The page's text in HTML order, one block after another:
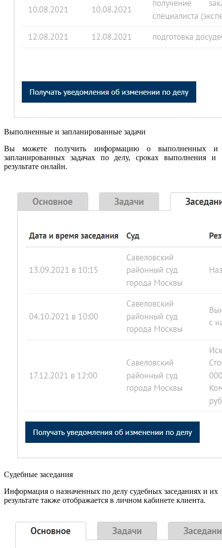
Выполненные и запланированные задачи
Вы можете получить информацию о выполненных и
запланированных задачах по делу, сроках выполнения и
результате онлайн.
Судебные заседания
Информация о назначенных по делу судебных заседаниях и их
результате также отображается в личном кабинете клиента.